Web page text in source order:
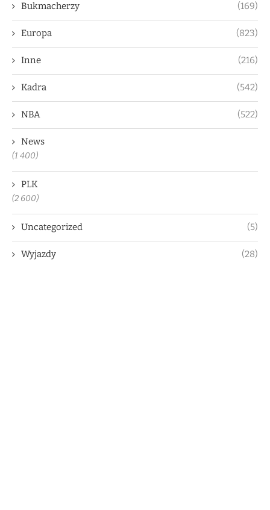
Bukmacherzy (169)
Europa (823)
Inne (216)
Kadra (542)
NBA (522)
News
(1 400)
PLK
(2 600)
Uncategorized (5)
Wyjazdy (28)